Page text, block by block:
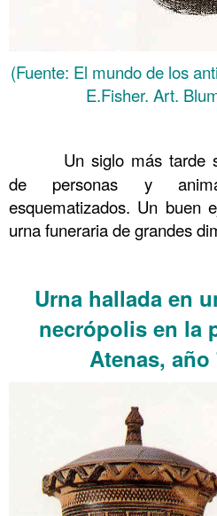
(Fuente: El mundo de los
E.Fisher. Art.
Un siglo más tarde
de personas y
esquematizados. Un buen
urna funeraria de grandes
Urna hallada en
necrópolis en la
Atenas, año